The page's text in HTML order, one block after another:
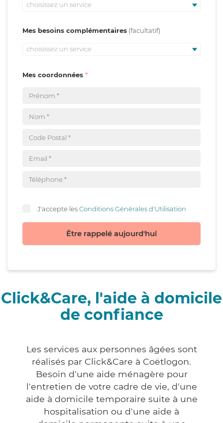
choisissez un service
Mes besoins complémentaires
choisissez un service
Mes coordonnées
J'accepte lesConditions Générales d'Utilisation
Être rappelé aujourd'hui
Click&Care, l'aide à domicile
de confiance
Les services aux personnes âgées sont
réalisés par Click&Care à Coëtlogon.
Besoin d'une aide ménagère pour
l'entretien de votre cadre de vie, d'une
aide à domicile temporaire suite à une
hospitalisation ou d'une aide à